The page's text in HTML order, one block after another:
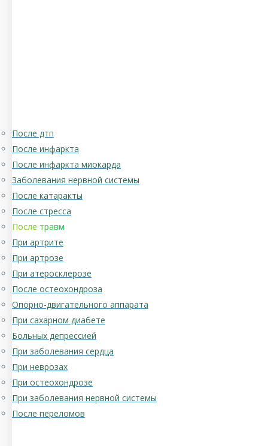
После дтп
После инфаркта
После инфаркта миокарда
Заболевания нервной системы
После катаракты
После стресса
После травм
При артрите
При артрозе
При атеросклерозе
После остеохондроза
Опорно-двигательного аппарата
При сахарном диабете
Больных депрессией
При заболевания сердца
При неврозах
При остеохондрозе
При заболевания нервной системы
После переломов